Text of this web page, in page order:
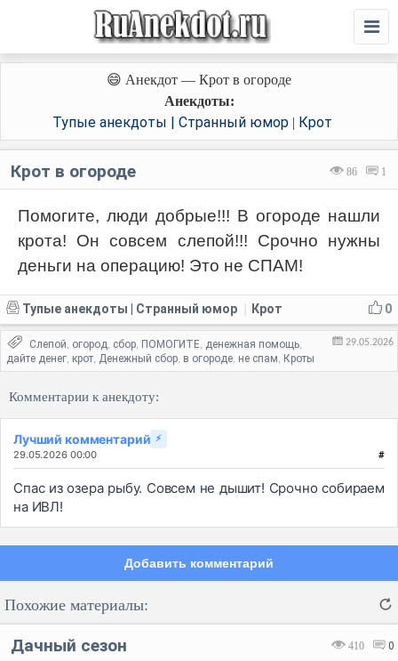
😄 Анекдот — Крот в огороде
Анекдоты:
Тупые анекдоты | Странный юмор | Крот
86 1
Крот в огороде
Помогите, люди добрые!!! В огороде нашли
крота! Он совсем слепой!!! Срочно нужны
деньги на операцию! Это не СПАМ!
0
Тупые анекдоты | Странный юмор Крот
29.05.2026
Слепой, огород, сбор, ПОМОГИТЕ, денежная помощь,
дайте денег, крот, Денежный сбор, в огороде, не спам, Кроты
Комментарии к анекдоту:
Лучший комментарий ⚡
29.05.2026 00:00 #
Спас из озера рыбу. Совсем не дышит! Срочно собираем
на ИВЛ!
Добавить комментарий
Похожие материалы:
410 0
Дачный сезон